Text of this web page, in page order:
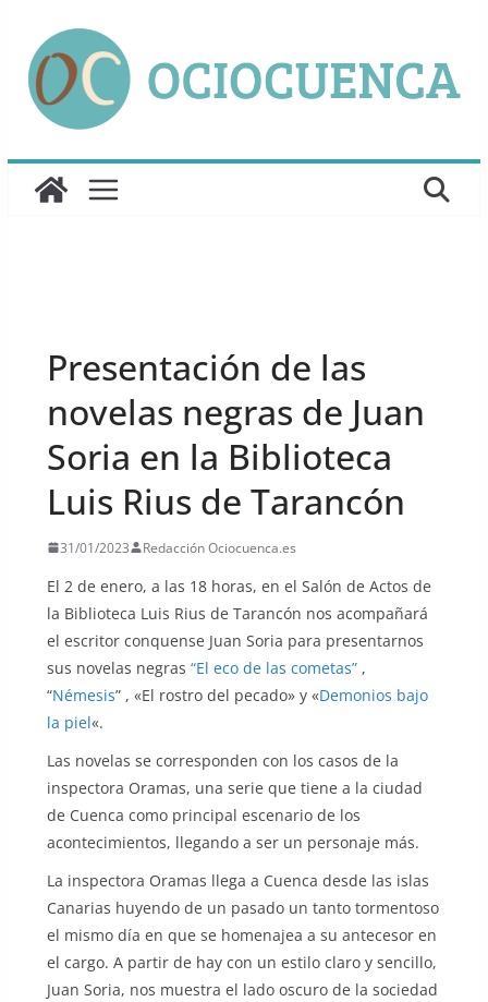
contenido
Presentación de las
novelas negras de Juan
Soria en la Biblioteca
Luis Rius de Tarancón
31/01/2023 Redacción Ociocuenca.es
El 2 de enero, a las 18 horas, en el Salón de Actos de
la Biblioteca Luis Rius de Tarancón nos acompañará
el escritor conquense Juan Soria para presentarnos
sus novelas negras “El eco de las cometas”,
“Némesis” , «El rostro del pecado» y «Demonios bajo
la piel«.
Las novelas se corresponden con los casos de la
inspectora Oramas, una serie que tiene a la ciudad
de Cuenca como principal escenario de los
acontecimientos, llegando a ser un personaje más.
La inspectora Oramas llega a Cuenca desde las islas
Canarias huyendo de un pasado un tanto tormentoso
el mismo día en que se homenajea a su antecesor en
el cargo. A partir de hay con un estilo claro y sencillo,
Juan Soria, nos muestra el lado oscuro de la sociedad